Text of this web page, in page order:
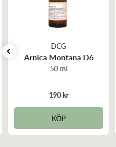
Doseras enligt
Kontakta läkare om symptom
Storlek: 50 ml
DCG
Arnica Montana D6
50 ml
190 kr
KÖP